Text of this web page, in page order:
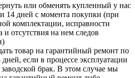
или обменять купленный у нас
14 дней с момента покупки (при
комплектации, исправности
и отсутствия на нем следов
товар на гарантийный ремонт по
если в процессе эксплуатации
брак. В этом случае мы